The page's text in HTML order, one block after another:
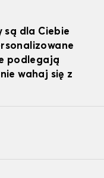
są dla Ciebie
podlegają
wahaj się z